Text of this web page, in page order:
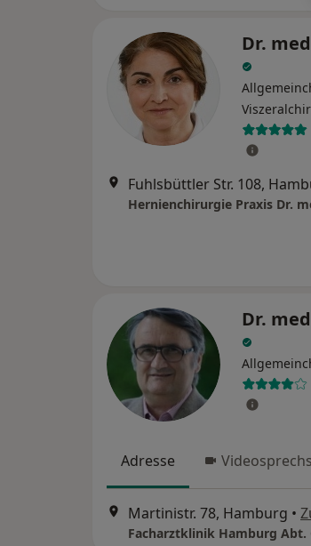
Dr.
Fuhlsbüttler Str. 108,
Hernienchirurgie Praxis Dr.
Dr.
Adresse
Martinistr. 78, Hamburg •
Facharztklinik Hamburg Abt.